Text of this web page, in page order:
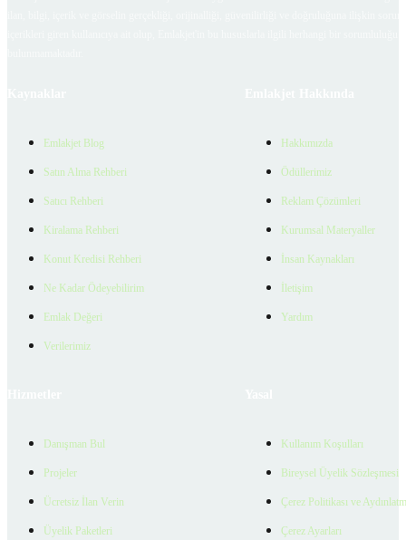
Emlakjet Blog
Satın Alma Rehberi
Satıcı Rehberi
Kiralama Rehberi
Konut Kredisi Rehberi
Ne Kadar Ödeyebilirim
Emlak Değeri
Verilerimiz
Hakkımızda
Ödüllerimiz
Reklam Çözümleri
Kurumsal Materyaller
İnsan Kaynakları
İletişim
Yardım
Danışman Bul
Projeler
Ücretsiz İlan Verin
Üyelik Paketleri
Kullanım Koşulları
Bireysel Üyelik Sözleşmesi
Çerez Politikası ve
Çerez Ayarları